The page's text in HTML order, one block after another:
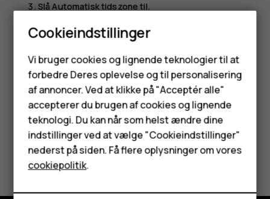
Smartphones
Feature-telefoner
Tilbehør
HMD Terra M
Tablets
Min konto
SlåAutomatisk tidszone til.
Skift til 24-timers ur
Tryk på Indstillinger > System Dato og tid , og slåBrug
24-timersformat
Synes du, dette var nyttigt?
Cookieindstillinger
Vi bruger cookies og lignende teknologier til at
forbedre Deres oplevelse og til personalisering
af annoncer. Ved at klikke på "Acceptér alle"
accepterer du brugen af cookies og lignende
teknologi. Du kan når som helst ændre dine
indstillinger ved at vælge "Cookieindstillinger"
nederst på siden. Få flere oplysninger om vores
cookiepolitik.